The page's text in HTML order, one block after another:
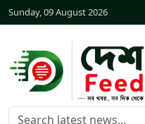
Sunday, 09 August 2026